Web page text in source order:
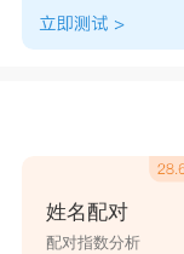
姓名配对
配对指数分析